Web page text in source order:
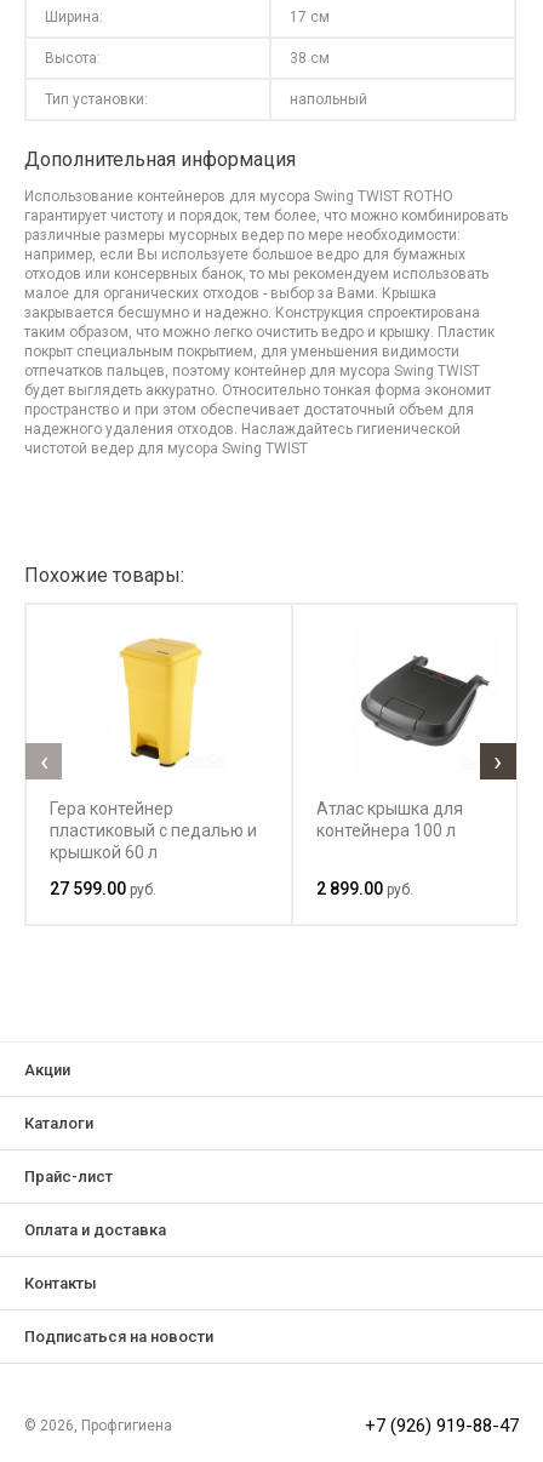
Ширина: 17 см
Высота: 38 см
Тип установки: напольный
Дополнительная информация
Использование контейнеров для мусора Swing TWIST ROTHO
гарантирует чистоту и порядок, тем более, что можно комбинировать
различные размеры мусорных ведер по мере необходимости:
например, если Вы используете большое ведро для бумажных
отходов или консервных банок, то мы рекомендуем использовать
малое для органических отходов - выбор за Вами. Крышка
закрывается бесшумно и надежно. Конструкция спроектирована
таким образом, что можно легко очистить ведро и крышку. Пластик
покрыт специальным покрытием, для уменьшения видимости
отпечатков пальцев, поэтому контейнер для мусора Swing TWIST
будет выглядеть аккуратно. Относительно тонкая форма экономит
пространство и при этом обеспечивает достаточный объем для
надежного удаления отходов. Наслаждайтесь гигиенической
чистотой ведер для мусора Swing TWIST
Похожие товары:
Гера контейнер
пластиковый с педалью и
крышкой 60 л
27 599.00 руб.
Атлас крышка для
контейнера 100 л
2 899.00 руб.
‹ ›
Акции
Каталоги
Прайс-лист
Оплата и доставка
Контакты
Подписаться на новости
© 2026, Профгигиена +7 (926) 919-88-47